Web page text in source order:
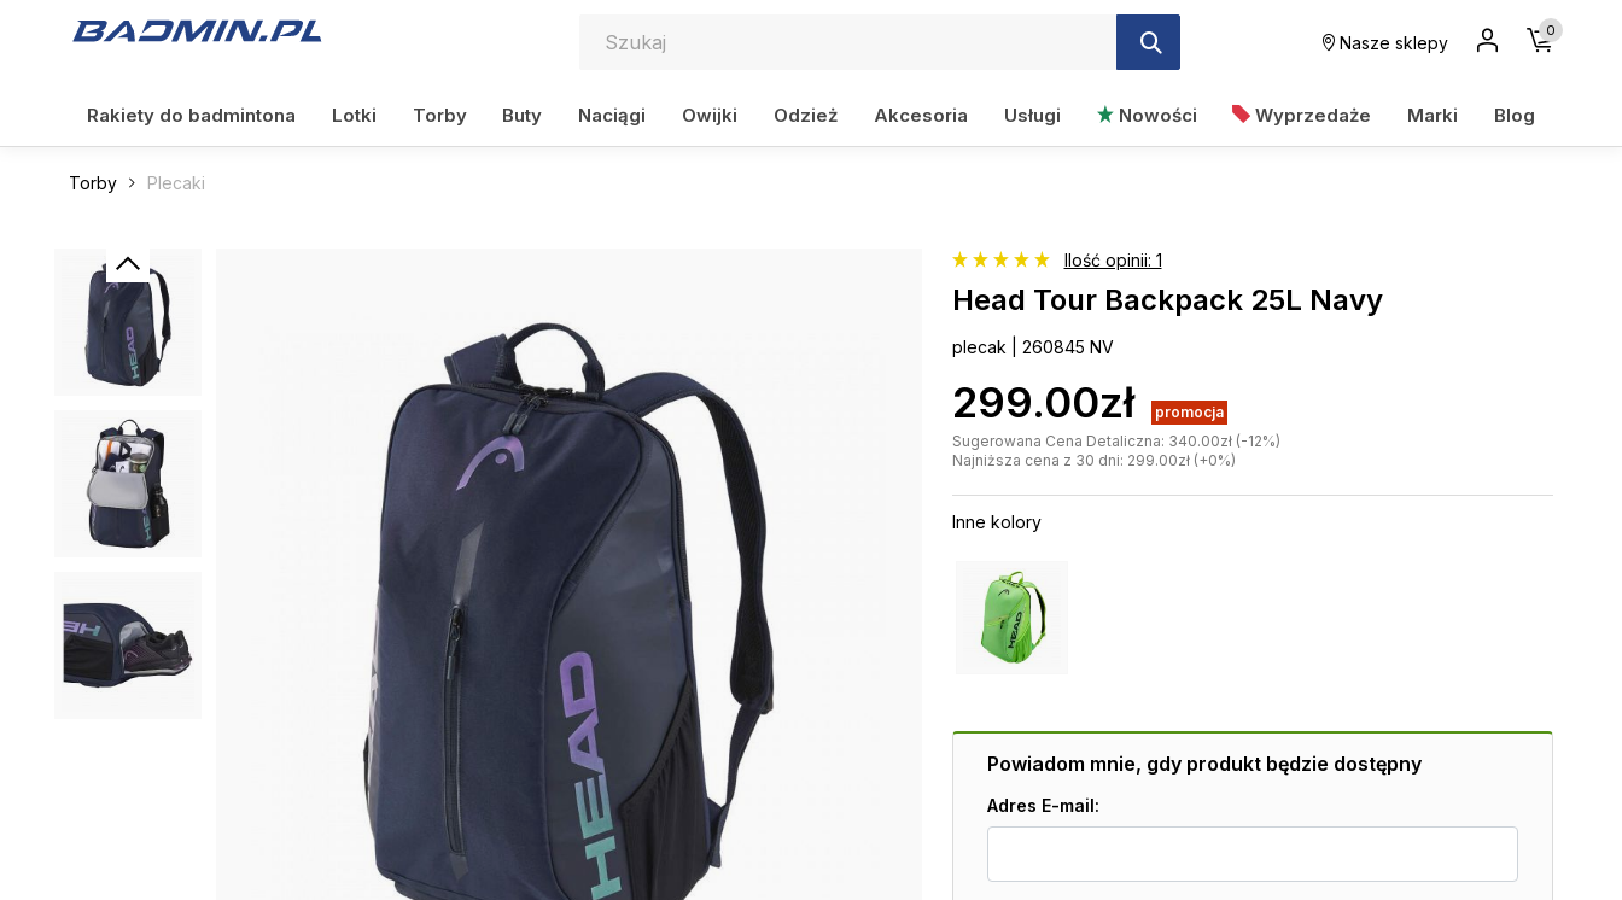
Nasze sklepy
0
Rakiety do badmintona Lotki Torby Buty Naciągi Owijki Odzież Akcesoria Usługi Nowości Wyprzedaże Marki Blog
Torby Plecaki
Ilość opinii: 1
Head Tour Backpack 25L Navy
plecak | 260845 NV
299.00zł
promocja
Sugerowana Cena Detaliczna: 340.00zł (-12%)
Najniższa cena z 30 dni: 299.00zł (+0%)
Inne kolory
Powiadom mnie, gdy produkt będzie dostępny
Adres E-mail: